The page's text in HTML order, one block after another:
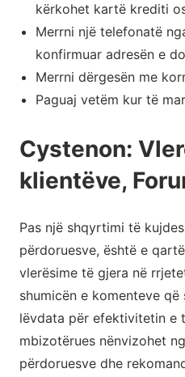
kërkohet kartë krediti
Merrni një telefonatë
konfirmuar adresën e
Merrni dërgesën me
Paguaj vetëm kur të
Cystenon:
klientëve,
Pas një shqyrtimi të
përdoruesve, është e
vlerësime të gjera në
shumicën e komenteve
lëvdata për efektivitetin e
mbizotërues nënvizohet
përdoruesve dhe